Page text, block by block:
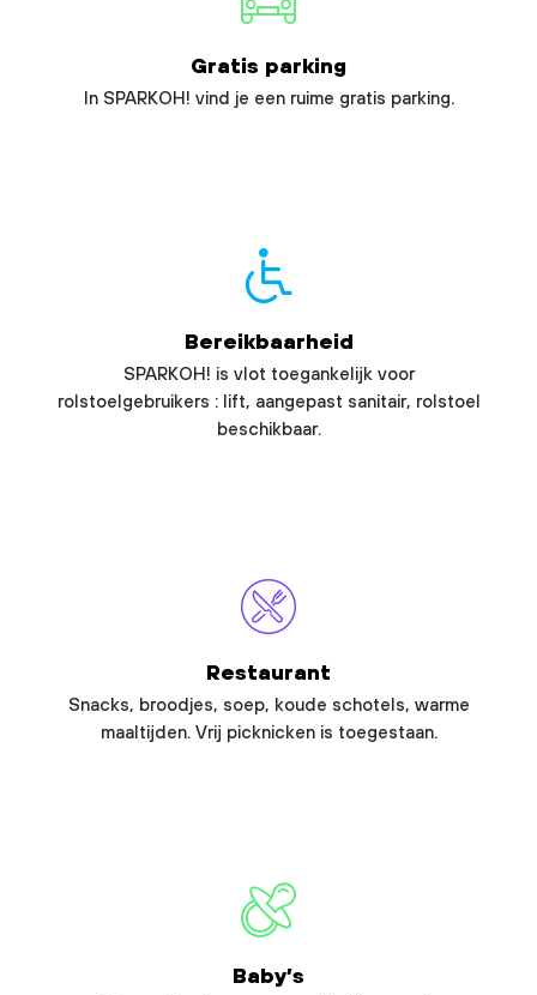
Gratis parking
In SPARKOH! vind je een ruime gratis parking.
Bereikbaarheid
SPARKOH! is vlot toegankelijk voor
rolstoelgebruikers : lift, aangepast sanitair, rolstoel
beschikbaar.
Restaurant
Snacks, broodjes, soep, koude schotels, warme
maaltijden. Vrij picknicken is toegestaan.
Baby’s